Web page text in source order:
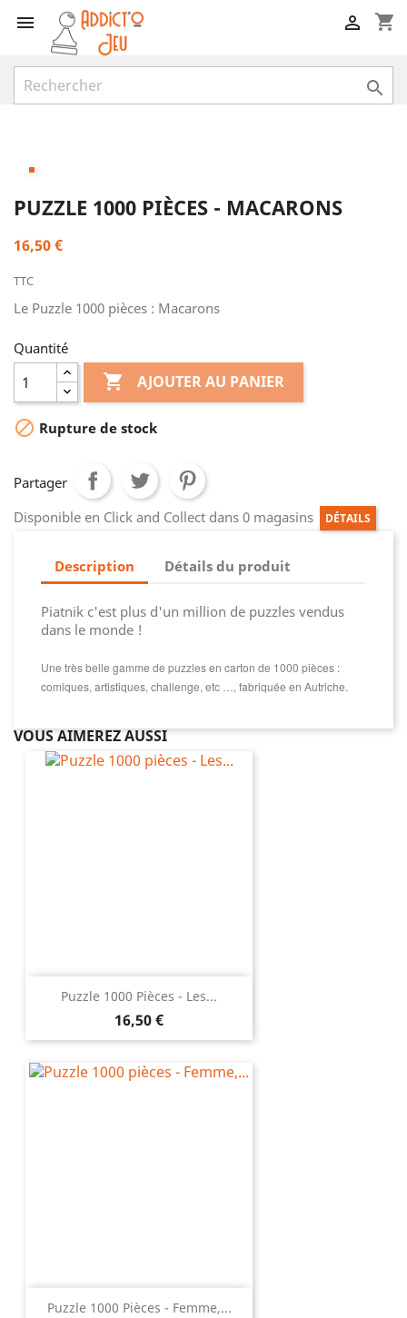
 shopping_cart


PUZZLE 1000 PIÈCES - MACARONS
16,50 €
TTC
Le Puzzle 1000 pièces : Macarons
Quantité
 AJOUTER AU PANIER
 Rupture de stock
Partager
Disponible en Click and Collect dans 0 magasins
DÉTAILS
Description Détails du produit
Piatnik c'est plus d'un million de puzzles vendus
dans le monde !
Une très belle gamme de puzzles en carton de 1000 pièces :
comiques, artistiques, challenge, etc …, fabriquée en Autriche.
VOUS AIMEREZ AUSSI
Puzzle 1000 Pièces - Les...
Prix
16,50 €
Puzzle 1000 Pièces - Femme,...